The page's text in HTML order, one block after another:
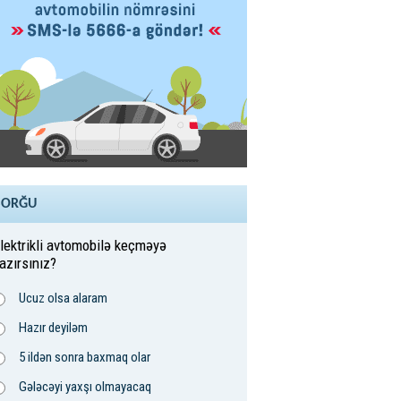
avtomobilə keçməyə
Ucuz olsa alaram
Hazır deyiləm
5 ildən sonra baxmaq olar
Gələcəyi yaxşı olmayacaq